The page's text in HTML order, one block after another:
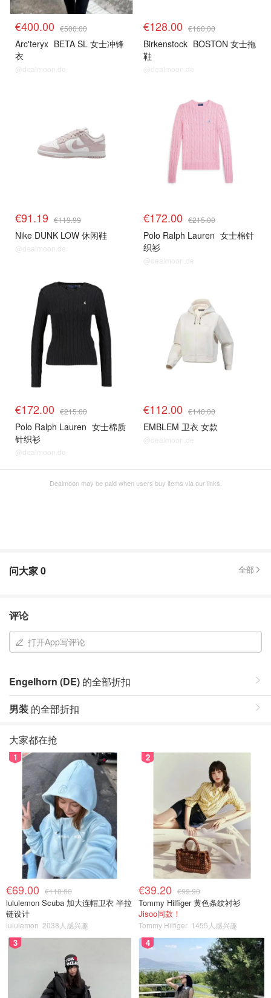
€400.00 €500.00
Arc'teryx BETA SL 女士冲锋
衣
@dealmoon.de
€128.00 €160.00
Birkenstock BOSTON 女士拖
鞋
@dealmoon.de
€91.19 €119.99
Nike DUNK LOW 休闲鞋
@dealmoon.de
€172.00 €215.00
Polo Ralph Lauren 女士棉针
织衫
@dealmoon.de
€172.00 €215.00
Polo Ralph Lauren 女士棉质
针织衫
@dealmoon.de
€112.00 €140.00
EMBLEM 卫衣 女款
@dealmoon.de
Dealmoon may be paid when users buy items via our links.
问大家0 全部
评论
打开App写评论
Engelhorn (DE) 的全部折扣
男装 的全部折扣
大家都在抢
1
€69.00 €118.00
lululemon Scuba 加大连帽卫衣 半拉
链设计
lululemon 2038人感兴趣
2
€39.20 €99.90
Tommy Hilfiger 黄色条纹衬衫
Jisoo同款！
Tommy Hilfiger 1455人感兴趣
3 4